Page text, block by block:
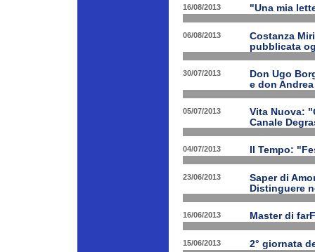
16/08/2013 "Una mia
06/08/2013
Costanza
pubblicata
30/07/2013
Don Ugo
e don
05/07/2013
Vita Nuova:
Canale
04/07/2013 Il Tempo:
23/06/2013
Saper di
Distinguere
16/06/2013 Master di
15/06/2013 2° giornata